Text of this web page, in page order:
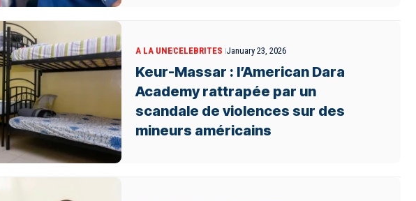
A LA UNECELEBRITES January 23, 2026
Keur-Massar : l’American Dara
Academy rattrapée par un
scandale de violences sur des
mineurs américains